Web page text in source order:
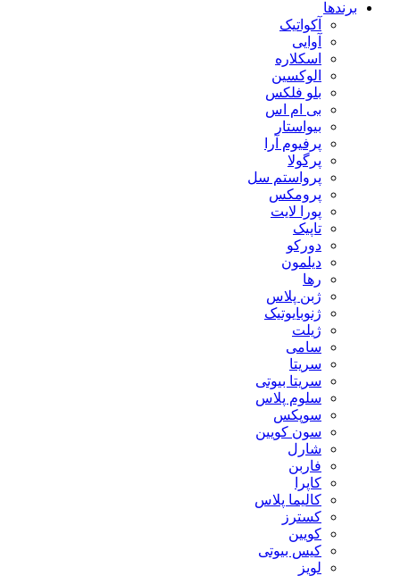
برندها
آکواتیک
آوایی
اسکلاره
الوکسین
بلو فلکس
بی ام اس
بیواستار
پرفیوم آرا
پرگولا
پرواستم سل
پرومکس
پورا لایت
تاپیک
دورکو
دیلمون
رها
ژبن پلاس
ژنوبایوتیک
ژیلت
سامی
سریتا
سریتا بیوتی
سلوم پلاس
سوپکس
سون کویین
شارل
فاربن
کاپرا
کالیما پلاس
کسترز
کویین
کیس بیوتی
لویز